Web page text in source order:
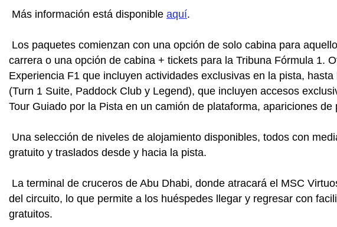
Más información está disponible aquí.
Los paquetes comienzan con una opción de solo cabina para
carrera o una opción de cabina + tickets para la Tribuna Fórmula 1.
Experiencia F1 que incluyen actividades exclusivas en la pista,
(Turn 1 Suite, Paddock Club y Legend), que incluyen accesos
Tour Guiado por la Pista en un camión de plataforma, apariciones
Una selección de niveles de alojamiento disponibles, todos con
gratuito y traslados desde y hacia la pista.
La terminal de cruceros de Abu Dhabi, donde atracará el MSC
del circuito, lo que permite a los huéspedes llegar y regresar con
gratuitos.